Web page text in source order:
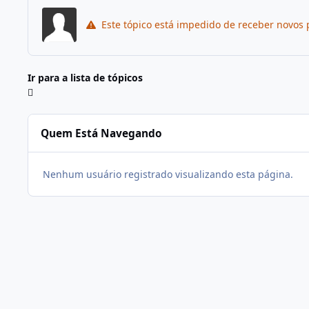
Este tópico está impedido de receber novos
Ir para a lista de tópicos
Quem Está Navegando
Nenhum usuário registrado visualizando esta página.